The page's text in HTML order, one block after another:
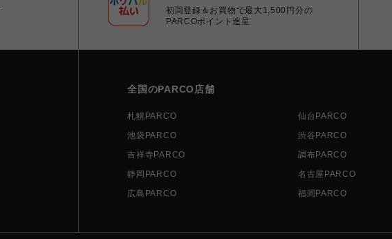
初回登録＆お買物で最大1,500円分の
PARCOポイント進呈
全国のPARCO店舗
札幌PARCO 仙台PARCO
池袋PARCO
渋谷PARCO
吉祥寺PARCO
調布PARCO
静岡PARCO
名古屋PARCO
広島PARCO
福岡PARCO